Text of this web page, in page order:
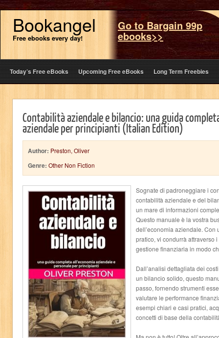
Bookangel
Free ebooks every day!
Go to Bargain 99p
ebooks>>
Today’s Free eBooks Upcoming Free eBooks Long Term Freebies
Contabilità aziendale e bilancio: una guida
aziendale per principianti (Italian Edition)
Author: Preston, Oliver
Genre: Other Non Fiction
Sognate di padroneggiare i
contabilità aziendale e del
un mare di informazioni
Questo manuale è la vostra
dell’economia aziendale. Con
pratico, vi condurrà attraverso
gestione finanziaria in modo
Dall’analisi dettagliata dei
un bilancio solido, questo
passo, fornendo strumenti
valutare le performance
esempi chiari e casi pratici,
concetti di base della